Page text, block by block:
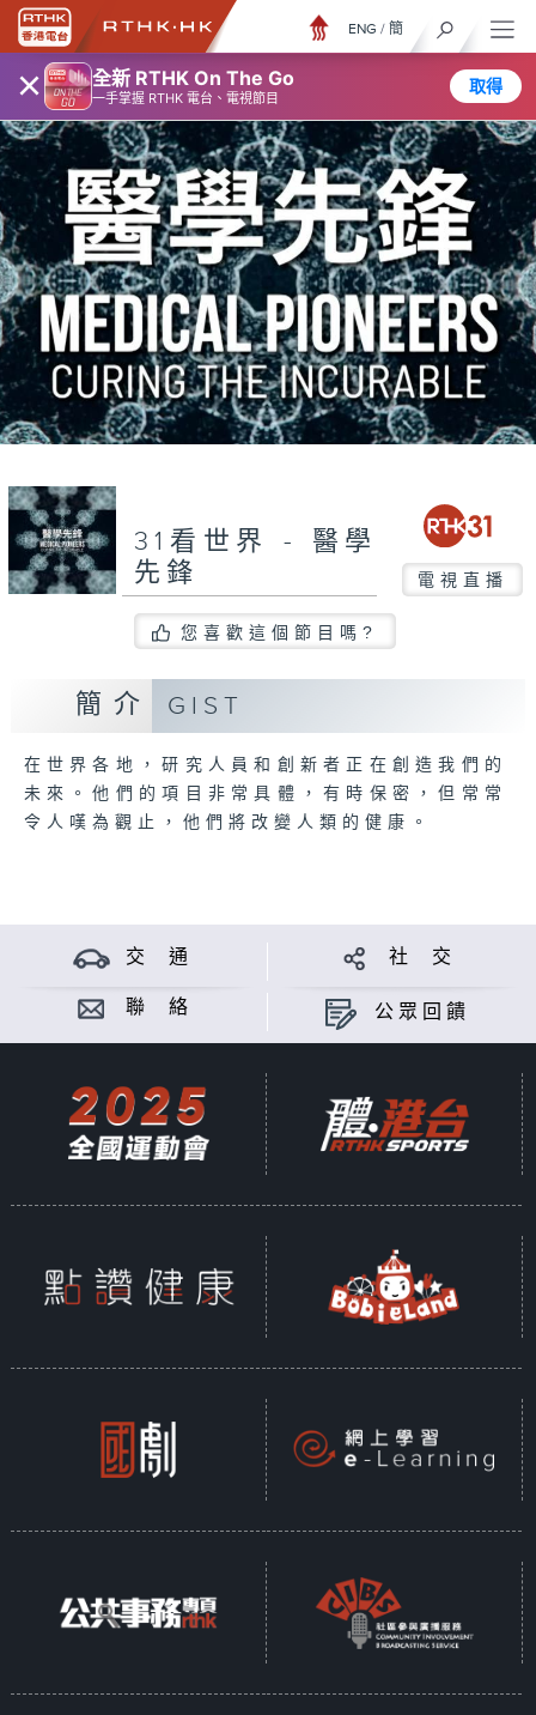
× 全新 RTHK On The Go
一手掌握 RTHK 電台、電視節目
取得
ENG / 簡
31看世界 - 醫學
先鋒
電視直播
您喜歡這個節目嗎?
簡介 GIST
在世界各地，研究人員和創新者正在創造我們的
未來。他們的項目非常具體，有時保密，但常常
令人嘆為觀止，他們將改變人類的健康。
交 通 社 交
聯 絡 公眾回饋